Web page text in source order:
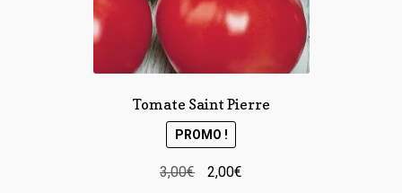
Tomate Saint Pierre
PROMO !
3,00€
Le
2,00€Le